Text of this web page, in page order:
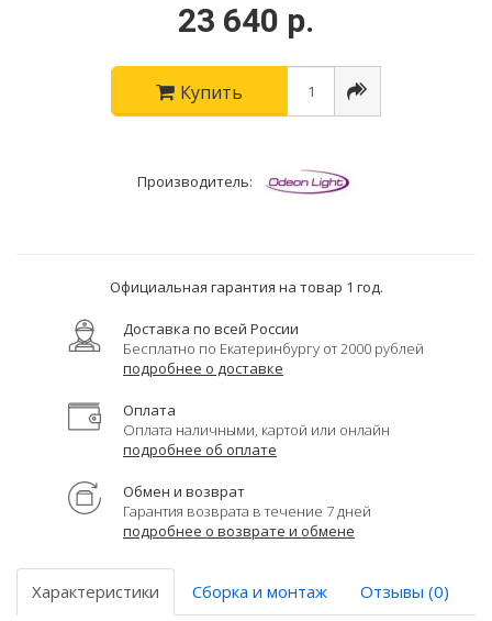
23 640 р.
Купить
Производитель:
Официальная гарантия на товар 1 год.
Доставка по всей России
Бесплатно по Екатеринбургу от 2000 рублей
подробнее о доставке
Оплата
Оплата наличными, картой или онлайн
подробнее об оплате
Обмен и возврат
Гарантия возврата в течение 7 дней
подробнее о возврате и обмене
Характеристики Сборка и монтаж Отзывы (0)